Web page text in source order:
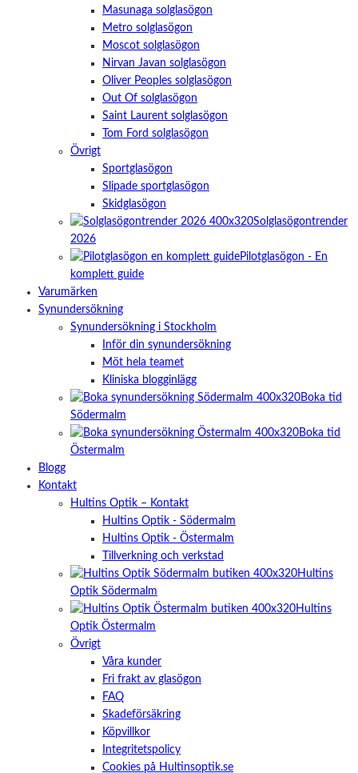
Masunaga solglasögon
Metro solglasögon
Moscot solglasögon
Nirvan Javan solglasögon
Oliver Peoples solglasögon
Out Of solglasögon
Saint Laurent solglasögon
Tom Ford solglasögon
Övrigt
Sportglasögon
Slipade sportglasögon
Skidglasögon
Solglasögontrender
2026
Pilotglasögon - En
komplett guide
Varumärken
Synundersökning
Synundersökning i Stockholm
Inför din synundersökning
Möt hela teamet
Kliniska blogginlägg
Boka tid
Södermalm
Boka tid
Östermalm
Blogg
Kontakt
Hultins Optik – Kontakt
Hultins Optik - Södermalm
Hultins Optik - Östermalm
Tillverkning och verkstad
Hultins
Optik Södermalm
Hultins
Optik Östermalm
Övrigt
Våra kunder
Fri frakt av glasögon
FAQ
Skadeförsäkring
Köpvillkor
Integritetspolicy
Cookies på Hultinsoptik.se